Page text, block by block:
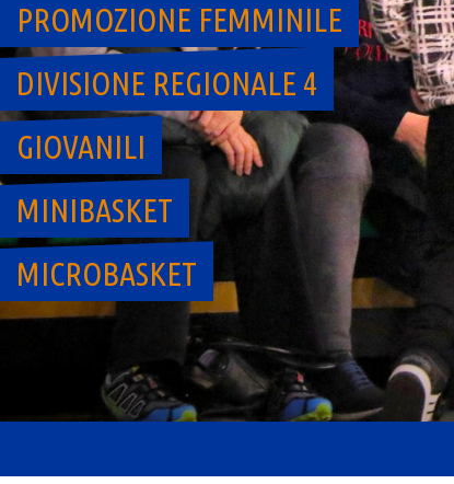
PROMOZIONE FEMMINILE
DIVISIONE REGIONALE 4
GIOVANILI
MINIBASKET
MICROBASKET